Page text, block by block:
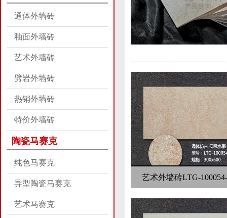
通体外墙砖
釉面外墙砖
艺术外墙砖
劈岩外墙砖
热销外墙砖
特价外墙砖
陶瓷马赛克
纯色马赛克
异型陶瓷马赛克
艺术马赛克
艺术外墙砖LTG-